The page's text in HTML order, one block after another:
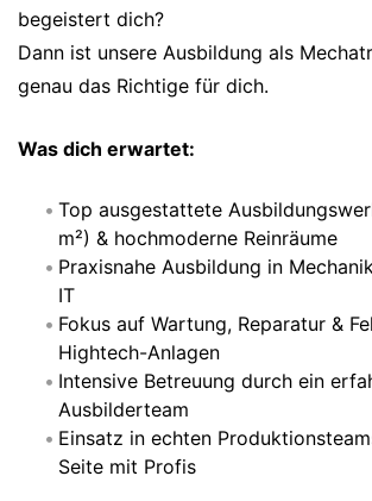
begeistert dich?
Dann ist unsere Ausbildung als
genau das Richtige für dich.
Was dich erwartet:
Top ausgestattete
m²) & hochmoderne Reinräume
Praxisnahe Ausbildung in
IT
Fokus auf Wartung, Reparatur &
Hightech-Anlagen
Intensive Betreuung durch ein
Ausbilderteam
Einsatz in echten
Seite mit Profis